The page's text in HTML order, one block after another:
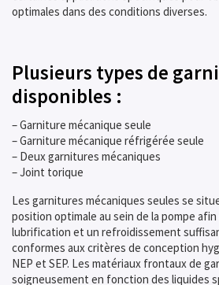
optimales dans des conditions diverses.
Plusieurs types de
disponibles :
– Garniture mécanique seule
– Garniture mécanique réfrigérée seule
– Deux garnitures mécaniques
– Joint torique
Les garnitures mécaniques seules se
position optimale au sein de la pompe
lubrification et un refroidissement
conformes aux critères de conception
NEP et SEP. Les matériaux frontaux de
soigneusement en fonction des liquides